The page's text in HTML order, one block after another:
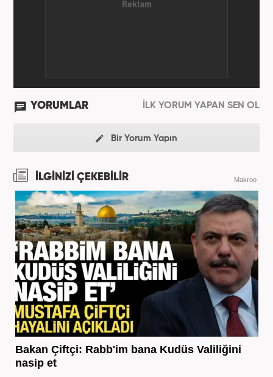
YORUMLAR İLK YORUM YAPAN SEN OL
Bir Yorum Yapın
İLGİNİZİ ÇEKEBİLİR Makroo
Bakan Çiftçi: Rabb'im bana Kudüs Valiliğini
nasip et